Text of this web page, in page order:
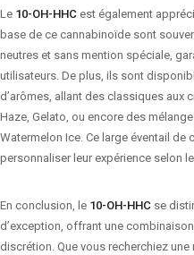
Le 10-OH-HHC est également
base de ce cannabinoïde sont
neutres et sans mention spéciale,
utilisateurs. De plus, ils sont
d’arômes, allant des classiques aux
Haze, Gelato, ou encore des
Watermelon Ice. Ce large éventail de
personnaliser leur expérience selon
En conclusion, le 10-OH-HHC se
d’exception, offrant une
discrétion. Que vous recherchiez